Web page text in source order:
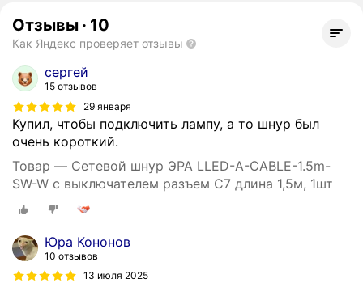
Отзывы · 10
Как Яндекс проверяет отзывы
сергей
15 отзывов
29 января
Купил, чтобы подключить лампу, а то шнур был
очень короткий.
Товар — Сетевой шнур ЭРА LLED-A-CABLE-1.5m-
SW-W c выключателем разъем C7 длина 1,5м, 1шт
Юра Кононов
10 отзывов
13 июля 2025